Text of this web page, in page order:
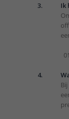
3.
Ik
4.